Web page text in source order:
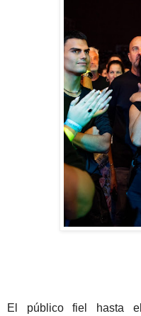
El público fiel hasta